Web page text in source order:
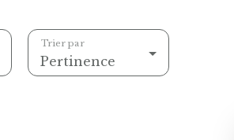
Pertinence
Trier par